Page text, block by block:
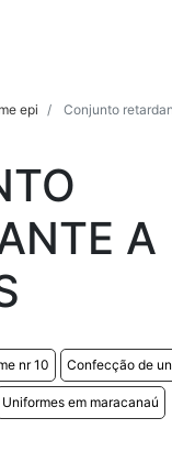
epi Conjunto
A
nr 10
Confecção de
Uniformes em maracanaú